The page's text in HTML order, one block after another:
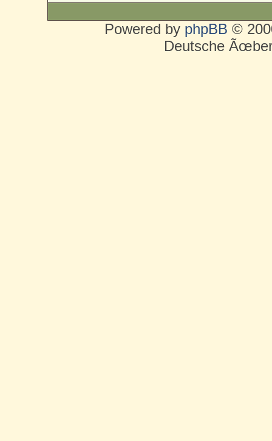
Powered by phpBB ©
Deutsche